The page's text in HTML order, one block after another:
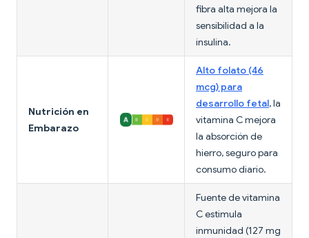
fibra alta mejora la
sensibilidad a la
insulina.
Nutrición en
Embarazo
Alto folato (46
mcg) para
desarrollo fetal, la
vitamina C mejora
la absorción de
hierro, seguro para
consumo diario.
Fuente de vitamina
C estimula
inmunidad (127 mg